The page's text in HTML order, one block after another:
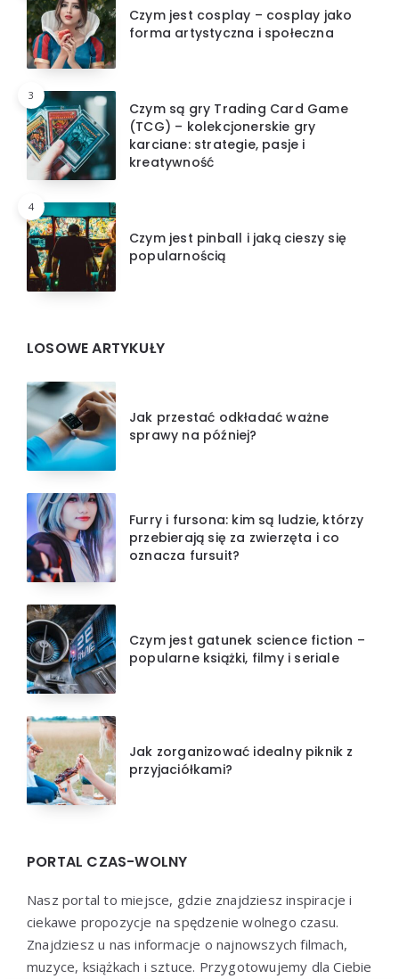
Czym jest cosplay – cosplay jako
forma artystyczna i społeczna
3
Czym są gry Trading Card Game
(TCG) – kolekcjonerskie gry
karciane: strategie, pasje i
kreatywność
4
Czym jest pinball i jaką cieszy się
popularnością
LOSOWE ARTYKUŁY
Jak przestać odkładać ważne
sprawy na później?
Furry i fursona: kim są ludzie, którzy
przebierają się za zwierzęta i co
oznacza fursuit?
Czym jest gatunek science fiction –
popularne książki, filmy i seriale
Jak zorganizować idealny piknik z
przyjaciółkami?
PORTAL CZAS-WOLNY
Nasz portal to miejsce, gdzie znajdziesz inspiracje i
ciekawe propozycje na spędzenie wolnego czasu.
Znajdziesz u nas informacje o najnowszych filmach,
muzyce, książkach i sztuce. Przygotowujemy dla Ciebie